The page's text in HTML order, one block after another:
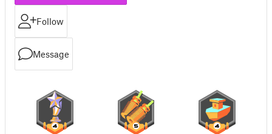
Follow
Message